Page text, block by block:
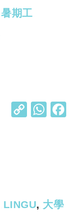
暑期工
C
k
W
p
LINGU, 大學